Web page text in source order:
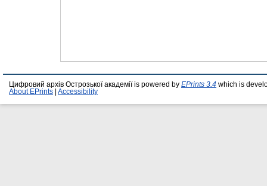
Цифровий архів Острозької академії is powered by EPrints 3.4 which is
About EPrints
Accessibility